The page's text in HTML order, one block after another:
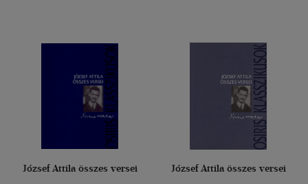
József Attila összes versei József Attila összes versei